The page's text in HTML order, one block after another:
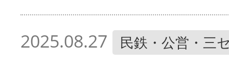
2025.08.27 民鉄・公営・三